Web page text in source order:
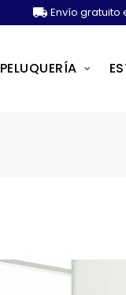
Envío gratuito
PELUQUERÍA